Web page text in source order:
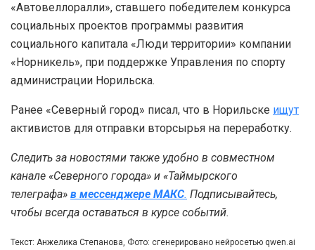
«Автовеллоралли», ставшего победителем конкурса
социальных проектов программы развития
социального капитала «Люди территории» компании
«Норникель», при поддержке Управления по спорту
администрации Норильска.
Ранее «Северный город» писал, что в Норильске ищут
активистов для отправки вторсырья на переработку.
Следить за новостями также удобно в совместном
канале «Северного города» и «Таймырского
телеграфа» в мессенджере MAКС. Подписывайтесь,
чтобы всегда оставаться в курсе событий.
Текст: Анжелика Степанова, Фото: сгенерировано нейросетью qwen.ai